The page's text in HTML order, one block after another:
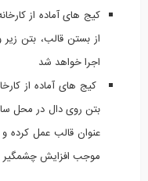
کیج های آماده از
از بستن قالب، بتن
اجرا خواهد شد
کیج های آماده از
بتن روی دال در محل
عنوان قالب عمل کرده
موجب افزایش چشمگیر